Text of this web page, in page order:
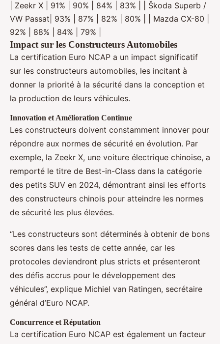
| Zeekr X | 91% | 90% | 84% | 83% | | Škoda Superb /
VW Passat| 93% | 87% | 82% | 80% | | Mazda CX-80 |
92% | 88% | 84% | 79% |
Impact sur les Constructeurs Automobiles
La certification Euro NCAP a un impact significatif
sur les constructeurs automobiles, les incitant à
donner la priorité à la sécurité dans la conception et
la production de leurs véhicules.
Innovation et Amélioration Continue
Les constructeurs doivent constamment innover pour
répondre aux normes de sécurité en évolution. Par
exemple, la Zeekr X, une voiture électrique chinoise, a
remporté le titre de Best-in-Class dans la catégorie
des petits SUV en 2024, démontrant ainsi les efforts
des constructeurs chinois pour atteindre les normes
de sécurité les plus élevées.
“Les constructeurs sont déterminés à obtenir de bons
scores dans les tests de cette année, car les
protocoles deviendront plus stricts et présenteront
des défis accrus pour le développement des
véhicules”, explique Michiel van Ratingen, secrétaire
général d’Euro NCAP.
Concurrence et Réputation
La certification Euro NCAP est également un facteur